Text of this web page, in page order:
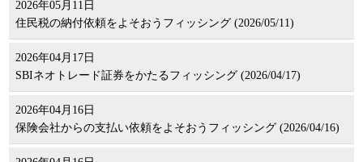
2026年05月11日
住民税の納付依頼をよそおうフィッシング (2026/05/11)
2026年04月17日
SBIネオトレード証券をかたるフィッシング (2026/04/17)
2026年04月16日
保険会社からの支払い依頼をよそおうフィッシング (2026/04/16)